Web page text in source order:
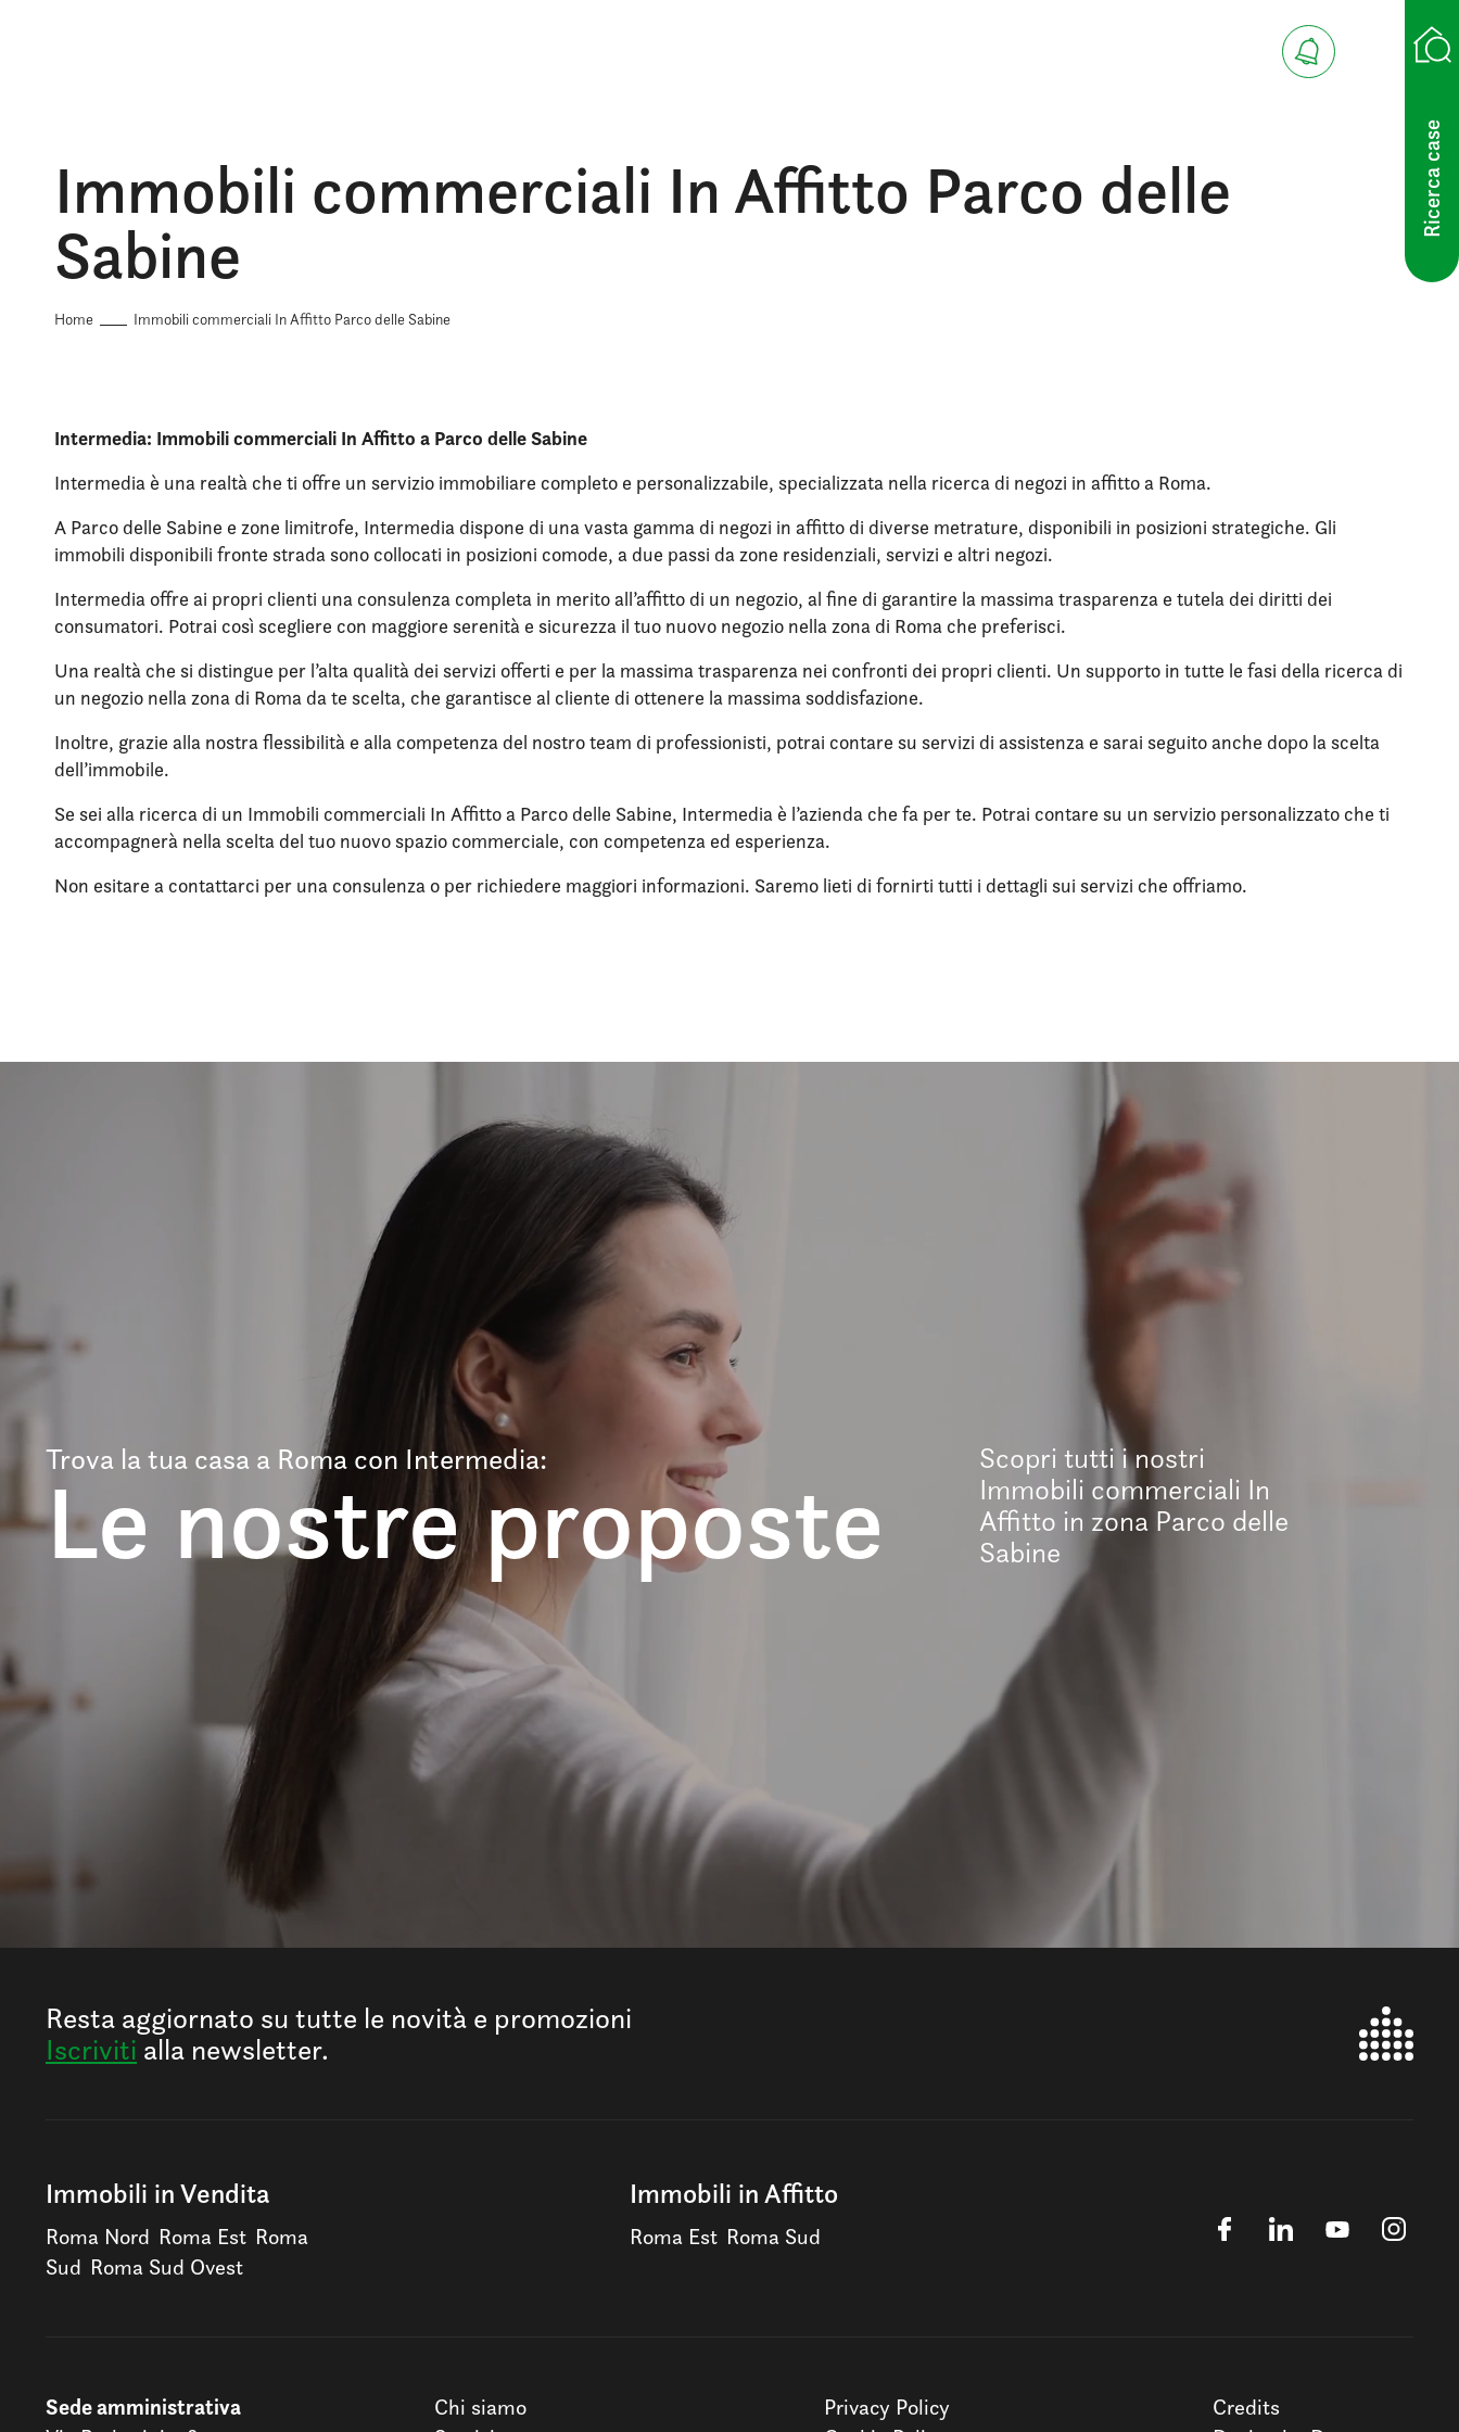
Ricerca case
Immobili commerciali In Affitto Parco delle
Sabine
Home Immobili commerciali In Affitto Parco delle Sabine
Intermedia: Immobili commerciali In Affitto a Parco delle Sabine
Intermedia è una realtà che ti offre un servizio immobiliare completo e personalizzabile, specializzata nella ricerca di negozi in affitto a Roma.
A Parco delle Sabine e zone limitrofe, Intermedia dispone di una vasta gamma di negozi in affitto di diverse metrature, disponibili in posizioni strategiche. Gli
immobili disponibili fronte strada sono collocati in posizioni comode, a due passi da zone residenziali, servizi e altri negozi.
Intermedia offre ai propri clienti una consulenza completa in merito all’affitto di un negozio, al fine di garantire la massima trasparenza e tutela dei diritti dei
consumatori. Potrai così scegliere con maggiore serenità e sicurezza il tuo nuovo negozio nella zona di Roma che preferisci.
Una realtà che si distingue per l’alta qualità dei servizi offerti e per la massima trasparenza nei confronti dei propri clienti. Un supporto in tutte le fasi della ricerca di
un negozio nella zona di Roma da te scelta, che garantisce al cliente di ottenere la massima soddisfazione.
Inoltre, grazie alla nostra flessibilità e alla competenza del nostro team di professionisti, potrai contare su servizi di assistenza e sarai seguito anche dopo la scelta
dell’immobile.
Se sei alla ricerca di un Immobili commerciali In Affitto a Parco delle Sabine, Intermedia è l’azienda che fa per te. Potrai contare su un servizio personalizzato che ti
accompagnerà nella scelta del tuo nuovo spazio commerciale, con competenza ed esperienza.
Non esitare a contattarci per una consulenza o per richiedere maggiori informazioni. Saremo lieti di fornirti tutti i dettagli sui servizi che offriamo.
Trova la tua casa a Roma con Intermedia:
Le nostre proposte
Scopri tutti i nostri
Immobili commerciali In
Affitto in zona Parco delle
Sabine
Resta aggiornato su tutte le novità e promozioni
Iscriviti alla newsletter.
Immobili in Vendita
Roma Nord Roma Est Roma
Sud Roma Sud Ovest
Immobili in Affitto
Roma Est Roma Sud
Sede amministrativa
Chi siamo
Privacy Policy
Credits